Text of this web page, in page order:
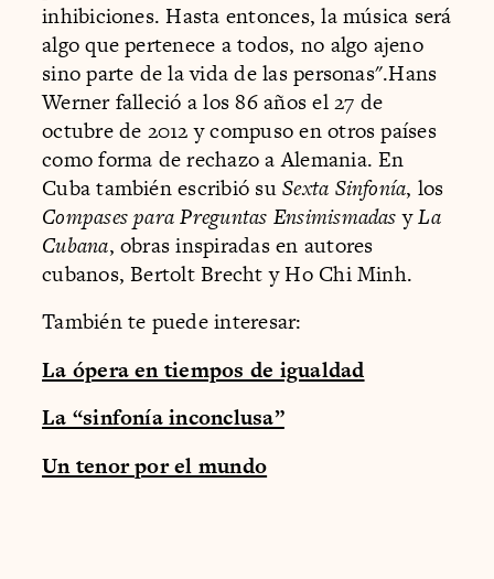
inhibiciones. Hasta entonces, la música será
algo que pertenece a todos, no algo ajeno
sino parte de la vida de las personas".Hans
Werner falleció a los 86 años el 27 de
octubre de 2012 y compuso en otros países
como forma de rechazo a Alemania. En
Cuba también escribió suSexta Sinfonía, los
Compases para Preguntas EnsimismadasyLa
Cubana, obras inspiradas en autores
cubanos, Bertolt Brecht y Ho Chi Minh.
También te puede interesar:
La ópera en tiempos de igualdad
La “sinfonía inconclusa”
Un tenor por el mundo